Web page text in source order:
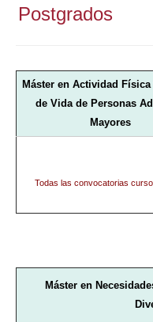
Postgrados
Máster en Actividad Física
de Vida de Personas
Mayores
Todas las convocatorias curso
Máster en